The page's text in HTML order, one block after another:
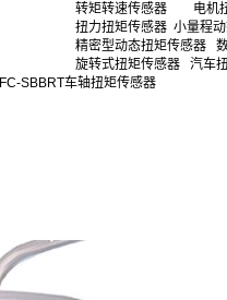
转矩转速传感器 电机
扭力扭矩传感器 小量程
精密型动态扭矩传感器
旋转式扭矩传感器 汽车
FC-SBBRT车轴扭矩传感器